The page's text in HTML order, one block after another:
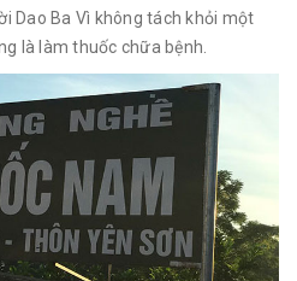
Dao Ba Vì không tách khỏi một
là làm thuốc chữa bệnh.